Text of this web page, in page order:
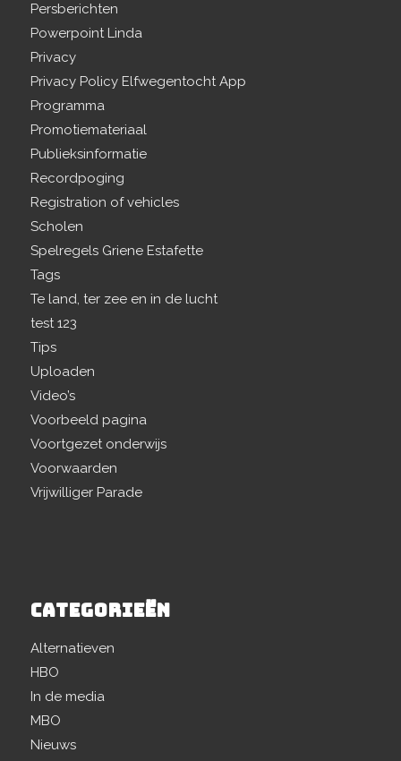
Persberichten
Powerpoint Linda
Privacy
Privacy Policy Elfwegentocht App
Programma
Promotiemateriaal
Publieksinformatie
Recordpoging
Registration of vehicles
Scholen
Spelregels Griene Estafette
Tags
Te land, ter zee en in de lucht
test 123
Tips
Uploaden
Video’s
Voorbeeld pagina
Voortgezet onderwijs
Voorwaarden
Vrijwilliger Parade
CATEGORIEËN
Alternatieven
HBO
In de media
MBO
Nieuws